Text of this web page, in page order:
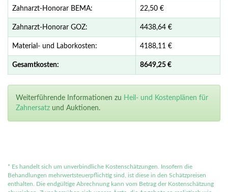
Zahnarzt-Honorar BEMA: 22,50 €
Zahnarzt-Honorar GOZ: 4438,64 €
Material- und Laborkosten: 4188,11 €
Gesamtkosten: 8649,25 €
Weiterführende Informationen zu Heil- und Kostenplänen für
Zahnersatz und Auktionen.
* Es handelt sich um unverbindliche Kostenschätzungen. Insofern die
Behandlungen mehrwertsteuerpflichtig sind, ist diese in den Schätzpreisen
enthalten. Die endgültige Abrechnung kann vom Betrag der Kostenschätzung